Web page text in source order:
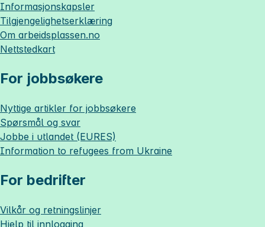
Informasjonskapsler
Tilgjengelighetserklæring
Om arbeidsplassen.no
Nettstedkart
For jobbsøkere
Nyttige artikler for jobbsøkere
Spørsmål og svar
Jobbe i utlandet (EURES)
Information to refugees from Ukraine
For bedrifter
Vilkår og retningslinjer
Hjelp til innlogging